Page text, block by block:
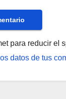
para reducir el
datos de tus